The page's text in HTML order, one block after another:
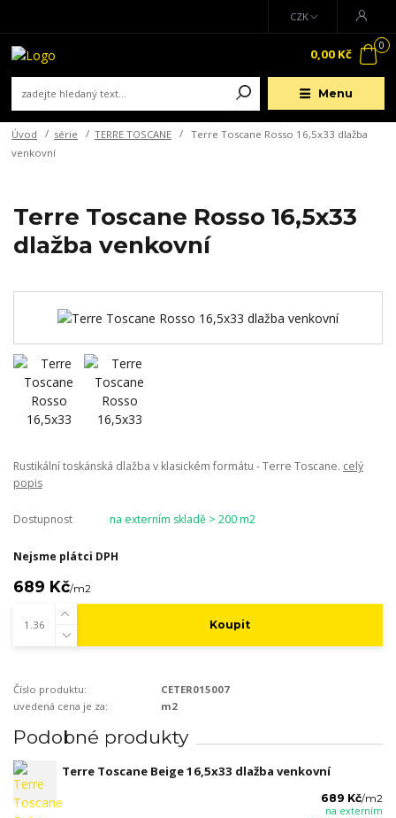
Menu
CZK
0
0,00 Kč
Úvod série TERRE TOSCANE
Terre Toscane Rosso 16,5x33 dlažba
venkovní
Terre Toscane Rosso 16,5x33
dlažba venkovní
Rustikální toskánská dlažba v klasickém formátu - Terre Toscane. celý
popis
Dostupnost na externím skladě > 200 m2
Nejsme plátci DPH
689 Kč/m2
Koupit
Číslo produktu:
CETER015007
uvedená cena je za:
m2
Podobné produkty
Terre Toscane Beige 16,5x33 dlažba venkovní
689 Kč/m2
na externím